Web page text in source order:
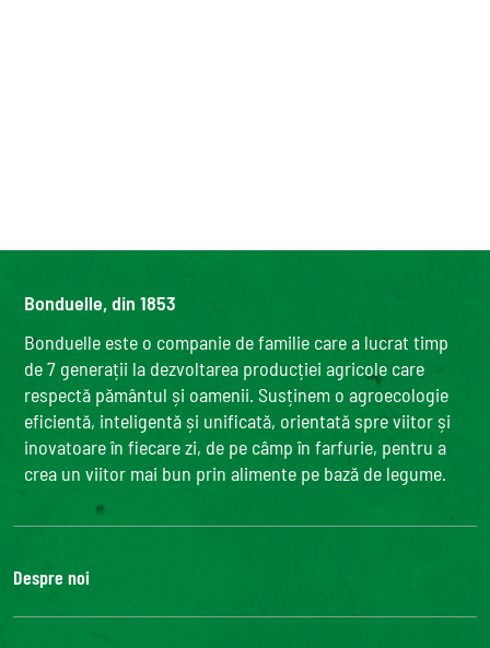
Bonduelle, din 1853
Bonduelle este o companie de familie care a lucrat timp
de 7 generații la dezvoltarea producției agricole care
respectă pământul și oamenii. Susținem o agroecologie
eficientă, inteligentă și unificată, orientată spre viitor și
inovatoare în fiecare zi, de pe câmp în farfurie, pentru a
crea un viitor mai bun prin alimente pe bază de legume.
Despre noi
Grupul Bonduelle